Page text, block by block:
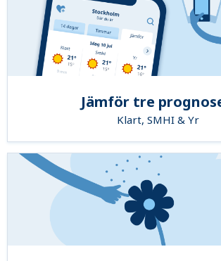
Jämför tre
Klart, SMHI & Yr